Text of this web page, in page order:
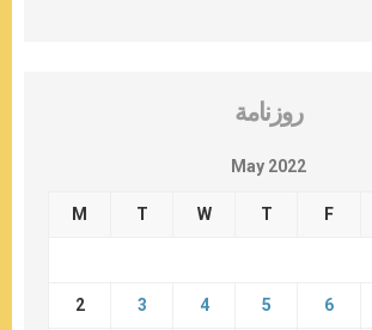
روزنامة
May 2022
M T W T F
2 3 4 5 6